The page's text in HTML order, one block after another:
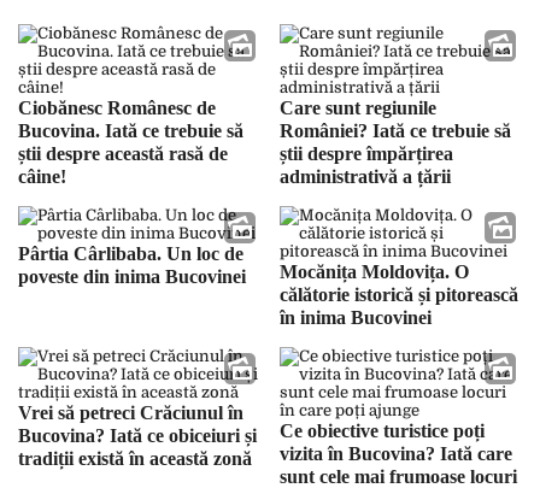
Ciobănesc Românesc de
Bucovina. Iată ce trebuie să
știi despre această rasă de
câine!
Care sunt regiunile
României? Iată ce trebuie să
știi despre împărțirea
administrativă a țării
Pârtia Cârlibaba. Un loc de
poveste din inima Bucovinei
Mocănița Moldovița. O
călătorie istorică și pitorească
în inima Bucovinei
Vrei să petreci Crăciunul în
Bucovina? Iată ce obiceiuri și
tradiții există în această zonă
Ce obiective turistice poți
vizita în Bucovina? Iată care
sunt cele mai frumoase locuri